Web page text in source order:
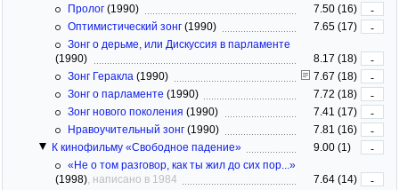
Пролог (1990) 7.50 (16)
-
Оптимистический зонг (1990) 7.65 (17)
-
Зонг о дерьме, или Дискуссия в парламенте
(1990)
8.17 (18)
-
Зонг Геракла (1990) 7.67 (18)
-
Зонг о парламенте (1990) 7.72 (18)
-
Зонг нового поколения (1990) 7.41 (17)
-
Нравоучительный зонг (1990) 7.81 (16)
-
К кинофильму «Свободное падение»
9.00 (1)
-
«Не о том разговор, как ты жил до сих пор...»
(1998) , написано в 1984 7.64 (14) -